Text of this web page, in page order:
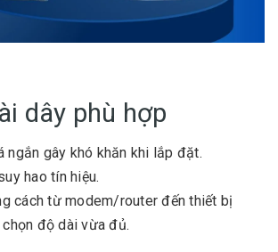
dây phù hợp
ngắn gây khó khăn khi lắp đặt.
hao tín hiệu.
cách từ modem/router đến thiết bị
độ dài vừa đủ.